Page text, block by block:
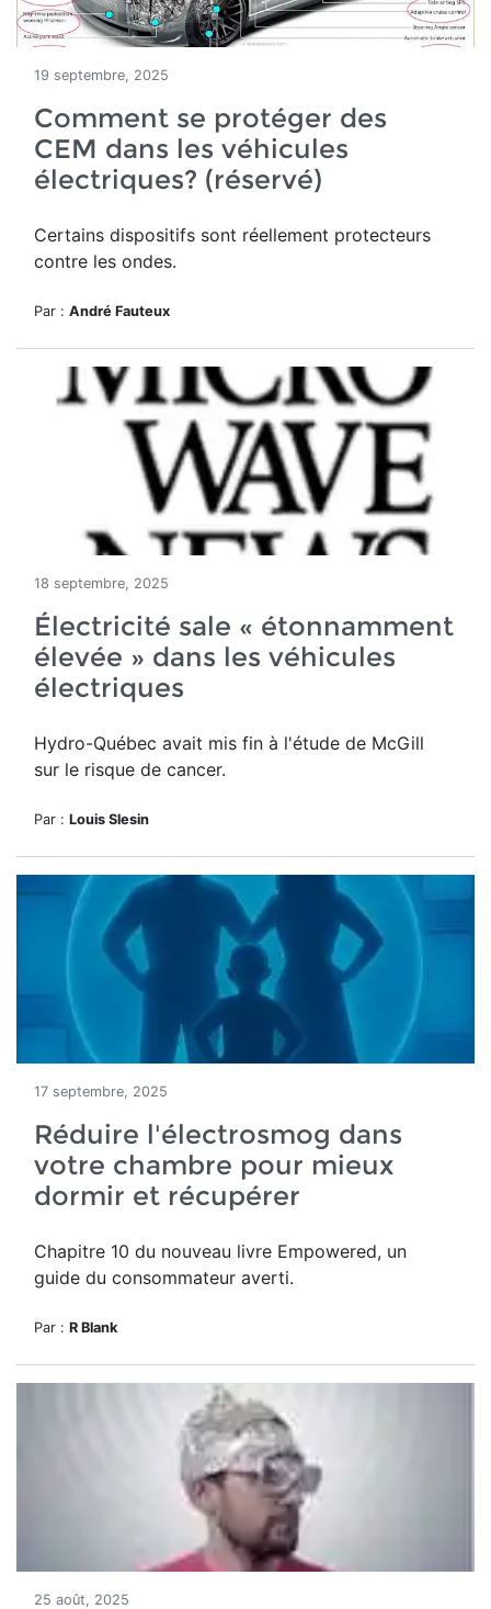
19 septembre, 2025
Comment se protéger des
CEM dans les véhicules
électriques? (réservé)
Certains dispositifs sont réellement protecteurs
contre les ondes.
Par : André Fauteux
18 septembre, 2025
Électricité sale « étonnamment
élevée » dans les véhicules
électriques
Hydro-Québec avait mis fin à l'étude de McGill
sur le risque de cancer.
Par : Louis Slesin
17 septembre, 2025
Réduire l'électrosmog dans
votre chambre pour mieux
dormir et récupérer
Chapitre 10 du nouveau livre Empowered, un
guide du consommateur averti.
Par : R Blank
25 août, 2025